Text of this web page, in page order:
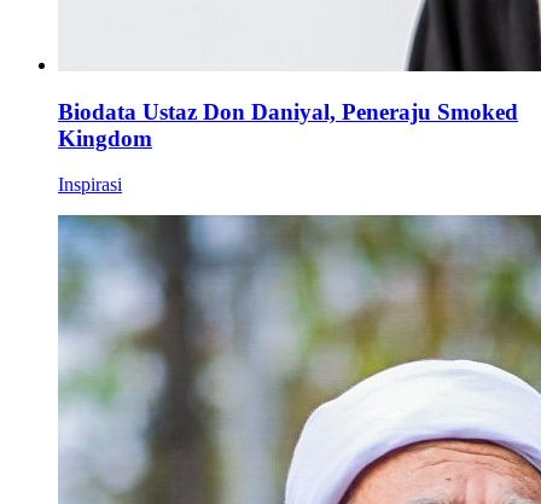
Biodata Ustaz Don Daniyal, Peneraju Smoked
Kingdom
Inspirasi